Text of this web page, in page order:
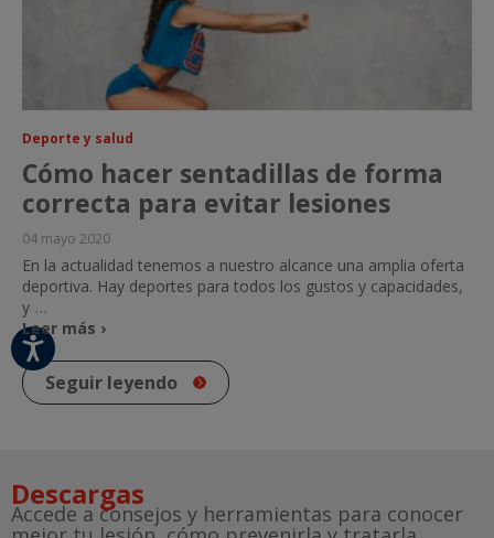
Deporte y salud
Cómo hacer sentadillas de forma
correcta para evitar lesiones
04 mayo 2020
En la actualidad tenemos a nuestro alcance una amplia oferta
deportiva. Hay deportes para todos los gustos y capacidades,
y …
Leer más ›
Seguir leyendo
Descargas
Accede a consejos y herramientas para conocer